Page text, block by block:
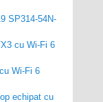
SP314-54N-
Wi-Fi 6